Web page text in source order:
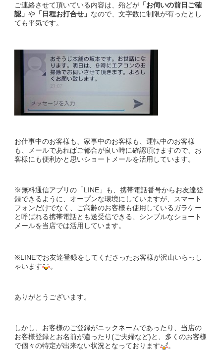
ご連絡させて頂いている内容は、殆どが 「お伺いの前日ご確
認」 や 「日程お打合せ」 なので、文字数に制限が有ったとし
ても平気です。
お仕事中のお客様も、家事中のお客様も、運転中のお客様
も、メールであればご都合が良い時に確認頂けますので、お
客様にも便利かと思いショートメールを活用しています。
※無料通信アプリの「LINE」も、携帯電話番号からお友達登
録できるように、オープンな環境にしていますが、スマート
フォンだけでなく、ご高齢のお客様も使用しているガラケー
と呼ばれる携帯電話とも送受信できる、シンプルなショート
メールを当店では活用しています。
※LINEでお友達登録をしてくださったお客様が沢山いらっし
ゃいます
。
ありがとうございます。
しかし、お客様のご登録がニックネームであったり、当店の
お客様登録とお名前が違ったり(ご夫婦など)と、多くのお客様
で個々の特定が出来ない状況となっております
。